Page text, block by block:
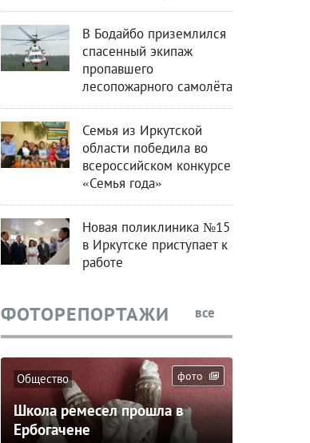
В Бодайбо приземлился
спасенный экипаж
пропавшего
лесопожарного самолёта
Семья из Иркутской
области победила во
всероссийском конкурсе
«Семья года»
Новая поликлиника №15
в Иркутске приступает к
работе
ФОТОРЕПОРТАЖИ все
фото
Общество
Школа ремесел прошла в
Ербогачене